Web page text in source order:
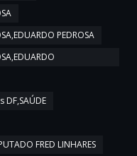
PEDROSA
DF,SAÚDE
FRED LINHARES